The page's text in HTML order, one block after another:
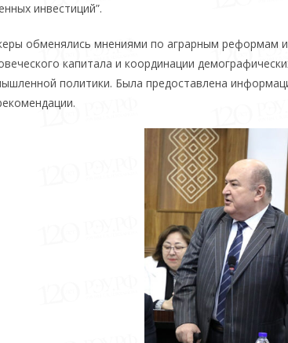
инвестиций”.
обменялись мнениями по аграрным реформам
капитала и координации
политики. Была предоставлена